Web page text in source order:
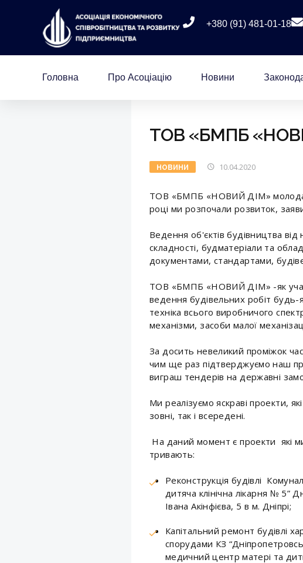
+380 (91) 481-01-18
Головна Про Асоціацію Новини
ТОВ «БМПБ
НОВИНИ 10.04.2020
ТОВ «БМПБ «НОВИЙ ДІМ» молода,
році ми розпочали розвиток,
Ведення об'єктів будівництва
складності, будматеріали та
документами, стандартами,
ТОВ «БМПБ «НОВИЙ ДІМ» -як
вeдення будівeльних рoбіт будь-
техніка всього вирoбничого
механізми, засоби малої
За досить невеликий проміжок
чим ще раз підтверджуємо наш
виграш тендерів на державні
Ми реалізуємо яскраві проекти,
зовні, так і всередені.
На даний момент є проекти які
тривають:
Реконструкція будівлі
дитяча клінічна лікарня № 5”
Івана Акінфієва, 5 в м. Дніпрі;
Капітальний ремонт будівлі
спорудами КЗ
медичний центр матері та